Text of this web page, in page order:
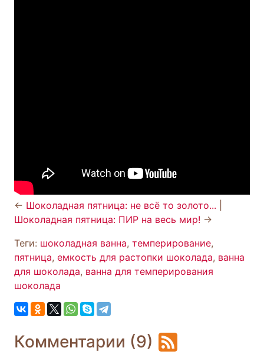
← Шоколадная пятница: не всё то золото...
Шоколадная пятница: ПИР на весь мир! →
Теги: шоколадная ванна, темперирование,
пятница, емкость для растопки шоколада, ванна
для шоколада, ванна для темперирования
шоколада
Комментарии (9)